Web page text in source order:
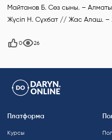
Майтанов Б. Сөз сыны. –
Жүсіп Н. Сұхбат // Жас Алаш. –
0 26
Платформа
Курсы